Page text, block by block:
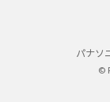
パナソ
©